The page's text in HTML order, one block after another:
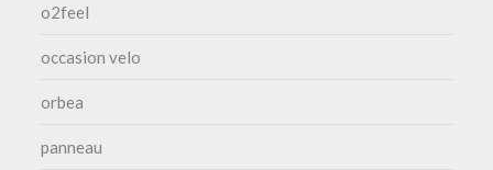
o2feel
occasion velo
orbea
panneau